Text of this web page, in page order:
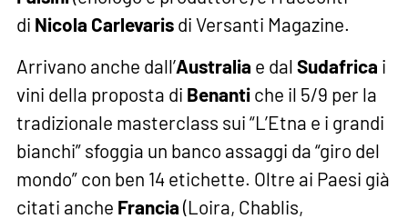
di Nicola Carlevaris di Versanti Magazine.
Arrivano anche dall’Australia e dal Sudafrica i
vini della proposta di Benanti che il 5/9 per la
tradizionale masterclass sui “L’Etna e i grandi
bianchi” sfoggia un banco assaggi da “giro del
mondo” con ben 14 etichette. Oltre ai Paesi già
citati anche Francia (Loira, Chablis,